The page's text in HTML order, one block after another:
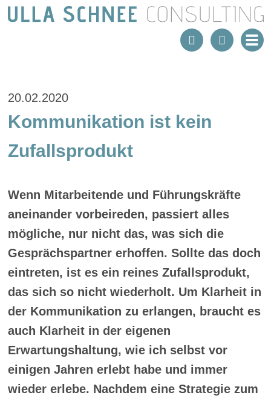
20.02.2020
Kommunikation ist kein
Zufallsprodukt
Wenn Mitarbeitende und Führungskräfte
aneinander vorbeireden, passiert alles
mögliche, nur nicht das, was sich die
Gesprächspartner erhoffen. Sollte das doch
eintreten, ist es ein reines Zufallsprodukt,
das sich so nicht wiederholt. Um Klarheit in
der Kommunikation zu erlangen, braucht es
auch Klarheit in der eigenen
Erwartungshaltung, wie ich selbst vor
einigen Jahren erlebt habe und immer
wieder erlebe. Nachdem eine Strategie zum